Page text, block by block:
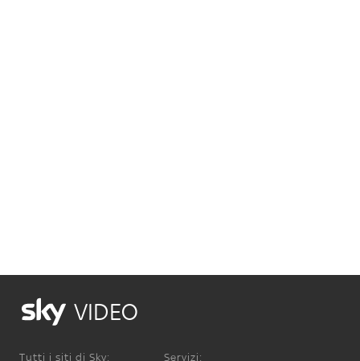
VIDEO
Tutti i siti di Sky: Servizi: